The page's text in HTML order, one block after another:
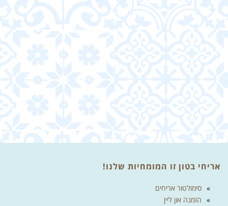
אריחי בטון זו המומחיות שלנו!
סימולטור אריחים
הזמנה און ליין